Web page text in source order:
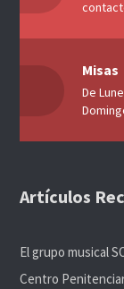
Misas
De
Artículos
El grupo musical
Centro